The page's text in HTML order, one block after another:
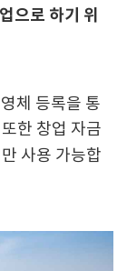
으로 하기 위
체 등록을 통
한 창업 자금
사용 가능합